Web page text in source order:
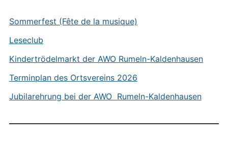
Sommerfest (Fête de la musique)
Leseclub
Kindertrödelmarkt der AWO Rumeln-Kaldenhausen
Terminplan des Ortsvereins 2026
Jubilarehrung bei der AWO Rumeln-Kaldenhausen